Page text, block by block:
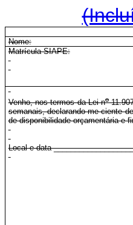
Nome:
Matrícula SIAPE:
Venho, nos termos da Lei no
semanais, declarando-me ciente
de disponibilidade orçamentária e
Local e data